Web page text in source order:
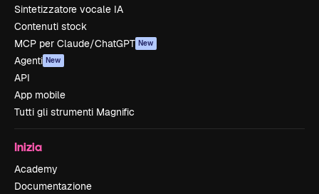
Sintetizzatore vocale IA
Contenuti stock
MCP per Claude/ChatGPT New
Agenti New
API
App mobile
Tutti gli strumenti Magnific
Inizia
Academy
Documentazione